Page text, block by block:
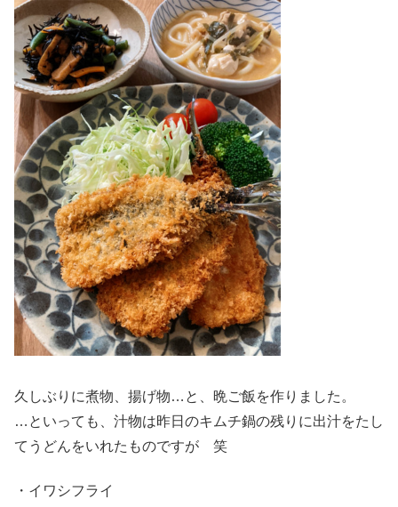
久しぶりに煮物、揚げ物…と、晩ご飯を作りました。
…といっても、汁物は昨日のキムチ鍋の残りに出汁をたし
てうどんをいれたものですが 笑
・イワシフライ